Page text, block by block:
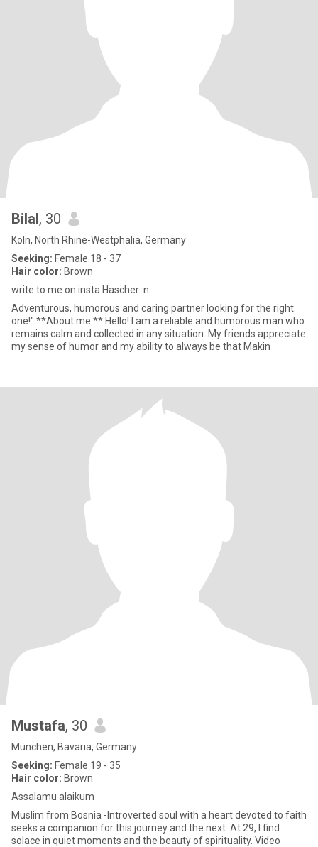
Bilal, 30
Köln, North Rhine-Westphalia, Germany
Seeking: Female 18 - 37
Hair color: Brown
write to me on insta Hascher .n
Adventurous, humorous and caring partner looking for the right
one!" **About me:** Hello! I am a reliable and humorous man who
remains calm and collected in any situation. My friends appreciate
my sense of humor and my ability to always be that Makin
Mustafa, 30
München, Bavaria, Germany
Seeking: Female 19 - 35
Hair color: Brown
Assalamu alaikum
Muslim from Bosnia -Introverted soul with a heart devoted to faith
seeks a companion for this journey and the next. At 29, I find
solace in quiet moments and the beauty of spirituality. Video